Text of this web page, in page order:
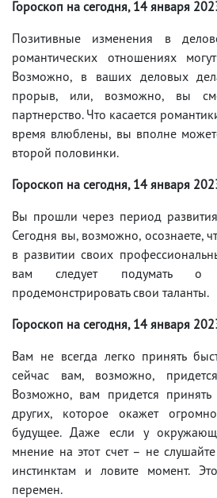
Гороскоп на сегодня, 14 января
Позитивные изменения в
романтических отношениях
Возможно, в ваших деловых
прорыв, или, возможно, вы
партнерство. Что касается
время влюблены, вы вполне
второй половинки.
Гороскоп на сегодня, 14 января
Вы прошли через период
Сегодня вы, возможно, осознаете,
в развитии своих
вам следует подумать
продемонстрировать свои таланты.
Гороскоп на сегодня, 14 января
Вам не всегда легко принять
сейчас вам, возможно,
Возможно, вам придется
других, которое окажет
будущее. Даже если у
мнение на этот счет – не
инстинктам и ловите момент.
перемен.